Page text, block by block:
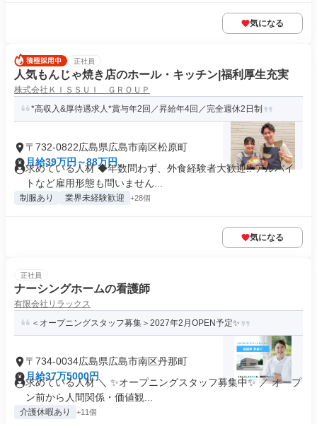
気になる
正社員
人気もんじゃ焼き店のホール・キッチン|福利厚生充実
株式会社ＫＩＳＳＵＩ ＧＲＯＵＰ
*高収入&厚待遇求人*賞与年2回／昇給年4回／完全週休2日制
〒732-0822広島県広島市南区松原町
月給39万円～88万円
求めている人材 ◆年数問わず、外食経験者大歓迎!! アルバイ
トなど雇用形態も問いません...
制服あり 業界未経験歓迎 +28個
気になる
正社員
ナーシングホームの看護師
有限会社リラックス
＜オープニングスタッフ募集＞2027年2月OPEN予定✨
〒734-0034広島県広島市南区丹那町
月給37万5000円
求めている人材 ＼ ✨オープニングスタッフ募集中✨ ／ オープ
ン前から人間関係・価値観...
介護休暇あり +11個